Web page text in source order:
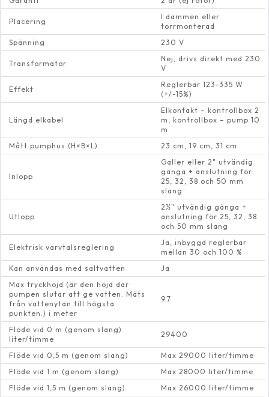
Placering
I dammen eller
torrmonterad
Spänning
230 V
Transformator
Nej, drivs direkt med 230
V
Effekt
Reglerbar 123-335 W
(+/-15%)
Längd elkabel
Elkontakt – kontrollbox 2
m, kontrollbox – pump 10
m
Mått pumphus (H×B×L)
23 cm, 19 cm, 31 cm
Inlopp
Galler eller 2" utvändig
gänga + anslutning för
25, 32, 38 och 50 mm
slang
Utlopp
2½" utvändig gänga +
anslutning för 25, 32, 38
och 50 mm slang
Elektrisk varvtalsreglering
Ja, inbyggd reglerbar
mellan 30 och 100 %
Kan användas med saltvatten
Ja
Max tryckhöjd (är den höjd där
pumpen slutar att ge vatten. Mäts
från vattenytan till högsta
punkten.) i meter
9.7
Flöde vid 0 m (genom slang)
liter/timme
29400
Flöde vid 0,5 m (genom slang)
Max 29000 liter/timme
Flöde vid 1 m (genom slang)
Max 28000 liter/timme
Flöde vid 1,5 m (genom slang)
Max 26000 liter/timme